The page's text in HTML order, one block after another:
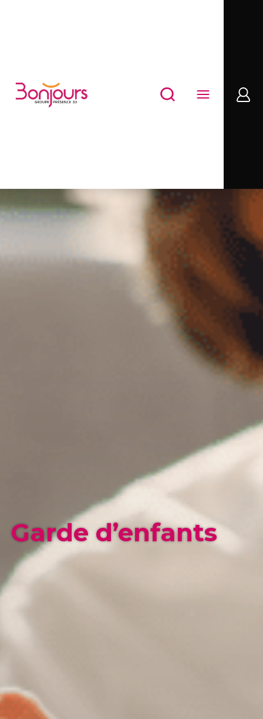
Garde d’enfants